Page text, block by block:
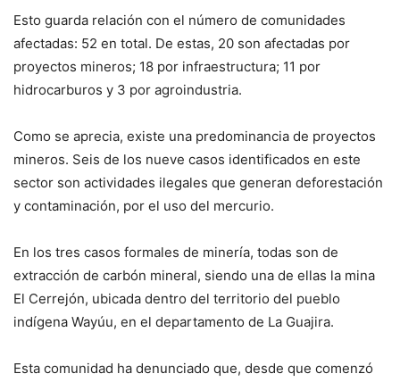
Esto guarda relación con el número de comunidades
afectadas: 52 en total. De estas, 20 son afectadas por
proyectos mineros; 18 por infraestructura; 11 por
hidrocarburos y 3 por agroindustria.
Como se aprecia, existe una predominancia de proyectos
mineros. Seis de los nueve casos identificados en este
sector son actividades ilegales que generan deforestación
y contaminación, por el uso del mercurio.
En los tres casos formales de minería, todas son de
extracción de carbón mineral, siendo una de ellas la mina
El Cerrejón, ubicada dentro del territorio del pueblo
indígena Wayúu, en el departamento de La Guajira.
Esta comunidad ha denunciado que, desde que comenzó